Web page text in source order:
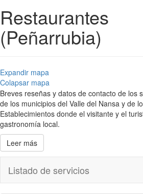
Restaurantes
(Peñarrubia)
Expandir mapa
Colapsar mapa
Breves reseñas y datos de contacto de los
de los municipios del Valle del Nansa y de
Establecimientos donde el visitante y el
gastronomía local.
Leer más
Listado de servicios